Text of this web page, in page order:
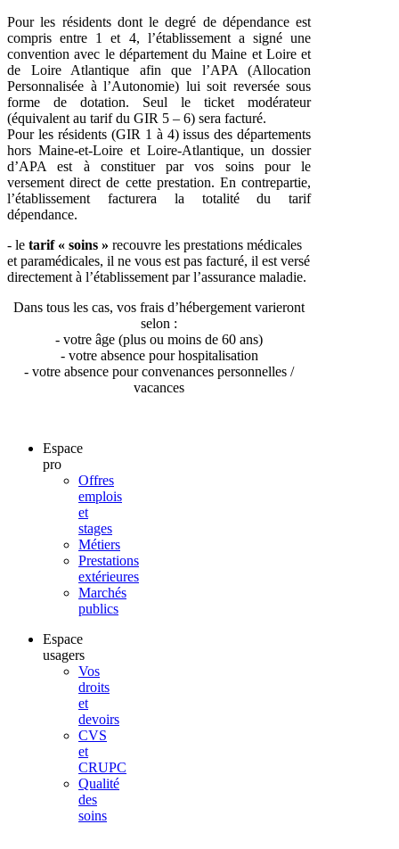
Pour les résidents dont le degré de dépendance est
compris entre 1 et 4, l’établissement a signé une
convention avec le département du Maine et Loire et
de Loire Atlantique afin que l’APA (Allocation
Personnalisée à l’Autonomie) lui soit reversée sous
forme de dotation. Seul le ticket modérateur
(équivalent au tarif du GIR 5 – 6) sera facturé.
Pour les résidents (GIR 1 à 4) issus des départements
hors Maine-et-Loire et Loire-Atlantique, un dossier
d’APA est à constituer par vos soins pour le
versement direct de cette prestation. En contrepartie,
l’établissement facturera la totalité du tarif
dépendance.
- le tarif « soins » recouvre les prestations médicales
et paramédicales, il ne vous est pas facturé, il est versé
directement à l’établissement par l’assurance maladie.
Dans tous les cas, vos frais d’hébergement varieront
selon :
- votre âge (plus ou moins de 60 ans)
- votre absence pour hospitalisation
- votre absence pour convenances personnelles /
vacances
Espace
pro
Offres
emplois
et
stages
Métiers
Prestations
extérieures
Marchés
publics
Espace
usagers
Vos
droits
et
devoirs
CVS
et
CRUPC
Qualité
des
soins